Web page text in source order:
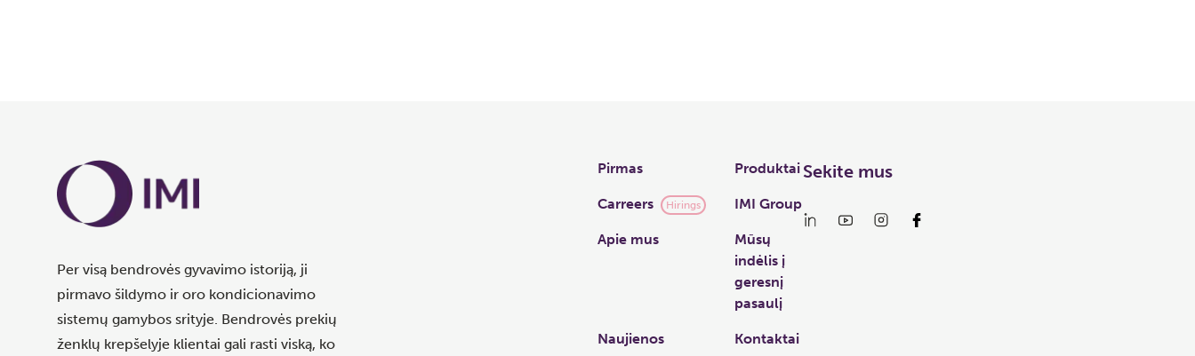
Per visą bendrovės gyvavimo istoriją, ji
pirmavo šildymo ir oro kondicionavimo
sistemų gamybos srityje. Bendrovės prekių
ženklų krepšelyje klientai gali rasti viską, ko
Links
Pirmas Produktai
Carreers Hirings IMI Group
Apie mus
Mūsų
indėlis į
geresnį
pasaulį
Naujienos Kontaktai
Sekite mus